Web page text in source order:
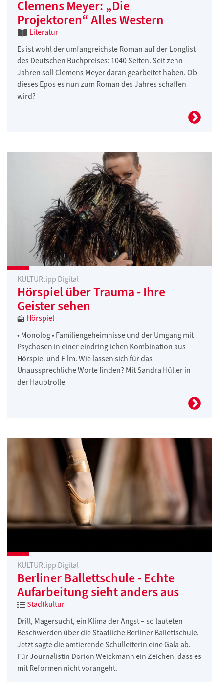
Clemens Meyer: „Die
Projektoren“ Alles Western
Literatur
Es ist wohl der umfangreichste Roman auf der Longlist
des Deutschen Buchpreises: 1040 Seiten. Seit zehn
Jahren soll Clemens Meyer daran gearbeitet haben. Ob
dieses Epos es nun zum Roman des Jahres schaffen
wird?
KULTURtipp Digital
Hörspiel über Trauma - Ihre
Geister sehen
Hörspiel
• Monolog • Familiengeheimnisse und der Umgang mit
Psychosen in einer eindringlichen Kombination aus
Hörspiel und Film. Wie lassen sich für das
Unaussprechliche Worte finden? Mit Sandra Hüller in
der Hauptrolle.
KULTURtipp Digital
Berliner Ballettschule - Echte
Aufarbeitung sieht anders aus
Stadtkultur
Drill, Magersucht, ein Klima der Angst – so lauteten
Beschwerden über die Staatliche Berliner Ballettschule.
Jetzt sagte die amtierende Schulleiterin eine Gala ab.
Für Journalistin Dorion Weickmann ein Zeichen, dass es
mit Reformen nicht vorangeht.